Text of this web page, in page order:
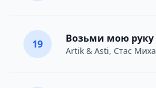
19 Возьми мою руку
Artik & Asti, Стас